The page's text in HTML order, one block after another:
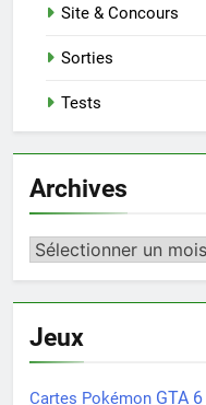
Site & Concours
Sorties
Tests
Archives
Archives
Jeux
Cartes Pokémon GTA 6